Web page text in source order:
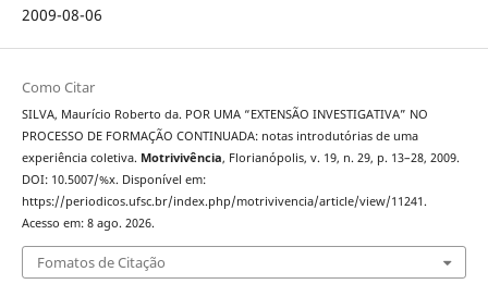
2009-08-06
Como Citar
SILVA, Maurício Roberto da. POR UMA “EXTENSÃO INVESTIGATIVA” NO
PROCESSO DE FORMAÇÃO CONTINUADA: notas introdutórias de uma
experiência coletiva. Motrivivência, Florianópolis, v. 19, n. 29, p. 13–28, 2009.
DOI: 10.5007/%x. Disponível em:
https://periodicos.ufsc.br/index.php/motrivivencia/article/view/11241.
Acesso em: 8 ago. 2026.
Fomatos de Citação